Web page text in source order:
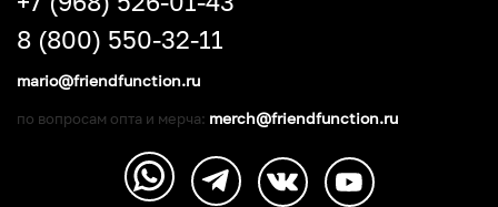
8 (800) 550-32-11
mario@friendfunction.ru
по вопросам опта и мерча: merch@friendfunction.ru